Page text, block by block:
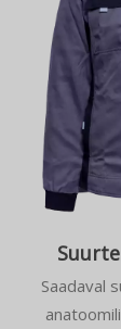
Saadaval